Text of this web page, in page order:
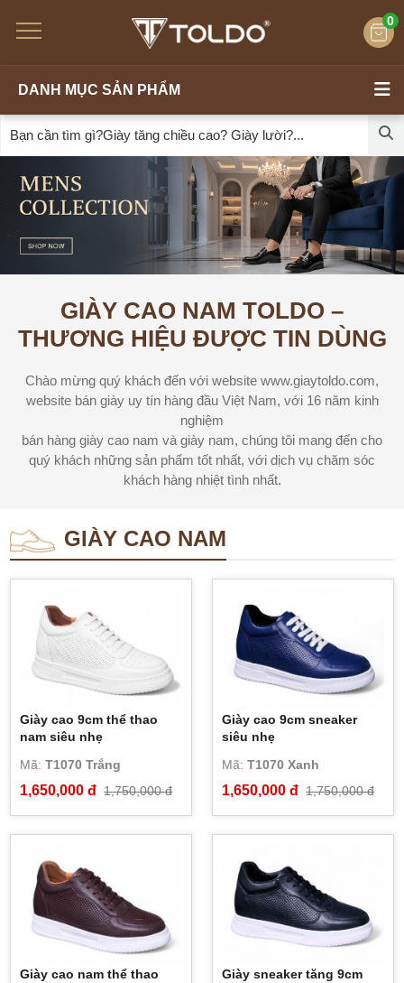
0
DANH MỤC SẢN PHẨM
GIÀY CAO NAM TOLDO –
THƯƠNG HIỆU ĐƯỢC TIN DÙNG
Chào mừng quý khách đến với website www.giaytoldo.com,
website bán giày uy tín hàng đầu Việt Nam, với 16 năm kinh
nghiệm
bán hàng giày cao nam và giày nam, chúng tôi mang đến cho
quý khách những sản phẩm tốt nhất, với dịch vụ chăm sóc
khách hàng nhiệt tình nhất.
GIÀY CAO NAM
Giày cao 9cm thể thao
nam siêu nhẹ
Mã:T1070 Trắng
1,650,000 đ 1,750,000 đ
Giày cao 9cm sneaker
siêu nhẹ
Mã:T1070 Xanh
1,650,000 đ 1,750,000 đ
Giày cao nam thể thao
Giày sneaker tăng 9cm